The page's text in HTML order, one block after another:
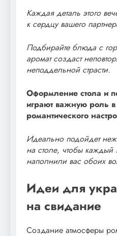
Каждая деталь этого
к сердцу вашего
Подбирайте блюда с
аромат создаст
неподдельной страсти.
Оформление стола и
играют важную роль
романтического
Идеально подойдет
на столе, чтобы каждый
наполнили вас обоих
Идеи для
на свидание
Создание атмосферы